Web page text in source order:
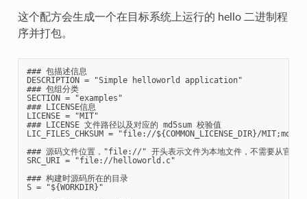
这个配方会生成一个在目标系统上运行的 hello 二进制程
序并打包。
### 包描述信息
DESCRIPTION = "Simple helloworld application"
### 包组分类
SECTION = "examples"
### LICENSE信息
LICENSE = "MIT"
### LICENSE 文件路径以及对应的 md5sum 校验值
LIC_FILES_CHKSUM = "file://${COMMON_LICENSE_DIR}/
### 源码文件位置，"file://" 开头表示文件为本地文件，不需要从官方
SRC_URI = "file://helloworld.c"
### 构建时源码所在的目录
S = "${WORKDIR}"